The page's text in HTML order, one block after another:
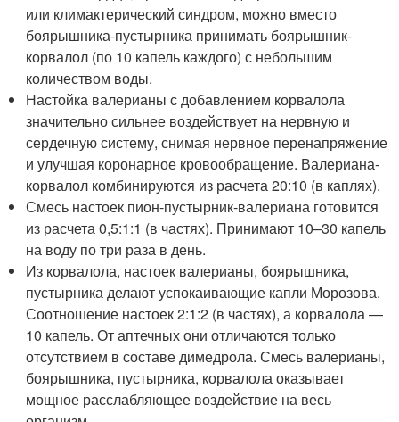
или климактерический синдром, можно вместо
боярышника-пустырника принимать боярышник-
корвалол (по 10 капель каждого) с небольшим
количеством воды.
Настойка валерианы с добавлением корвалола
значительно сильнее воздействует на нервную и
сердечную систему, снимая нервное перенапряжение
и улучшая коронарное кровообращение. Валериана-
корвалол комбинируются из расчета 20:10 (в каплях).
Смесь настоек пион-пустырник-валериана готовится
из расчета 0,5:1:1 (в частях). Принимают 10–30 капель
на воду по три раза в день.
Из корвалола, настоек валерианы, боярышника,
пустырника делают успокаивающие капли Морозова.
Соотношение настоек 2:1:2 (в частях), а корвалола —
10 капель. От аптечных они отличаются только
отсутствием в составе димедрола. Смесь валерианы,
боярышника, пустырника, корвалола оказывает
мощное расслабляющее воздействие на весь